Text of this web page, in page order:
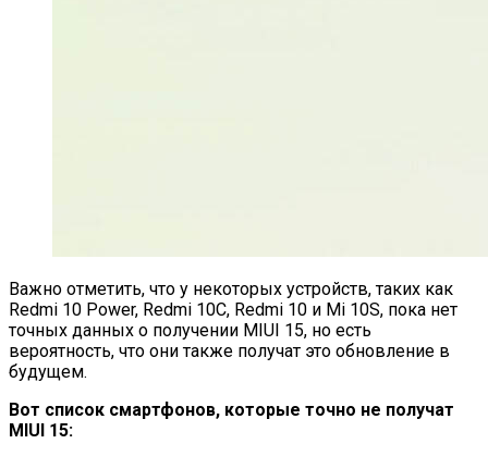
Важно отметить, что у некоторых устройств, таких как
Redmi 10 Power, Redmi 10C, Redmi 10 и Mi 10S, пока нет
точных данных о получении MIUI 15, но есть
вероятность, что они также получат это обновление в
будущем.
Вот список смартфонов, которые точно не получат
MIUI 15: